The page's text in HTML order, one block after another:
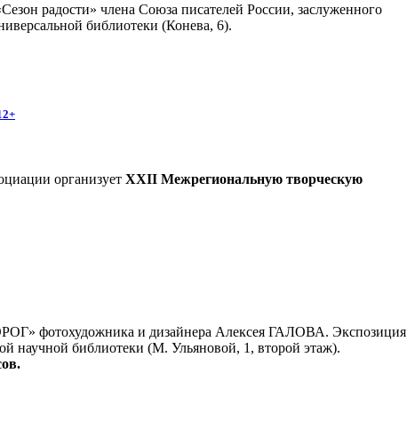
радости» члена Союза писателей России, заслуженного
библиотеки (Конева, 6).
организует XXII Межрегиональную творческую
фотохудожника и дизайнера Алексея ГАЛОВА. Экспозиция
научной библиотеки (М. Ульяновой, 1, второй этаж).